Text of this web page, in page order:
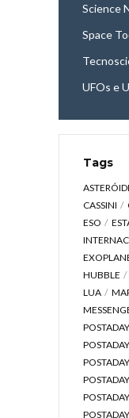
Science
Space
UFOs e
Tags
CASSINI
ESO
HUBBLE
LUA